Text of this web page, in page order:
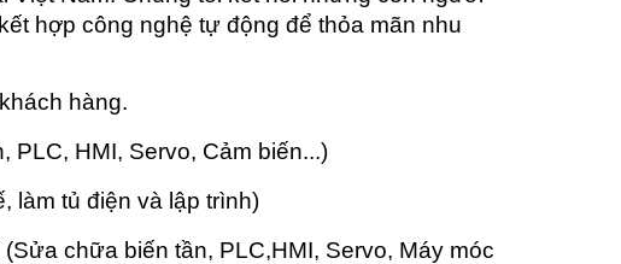
hợp công nghệ tự động để thỏa mãn nhu
hàng.
PLC, HMI, Servo, Cảm biến...)
làm tủ điện và lập trình)
chữa biến tần, PLC,HMI, Servo, Máy móc